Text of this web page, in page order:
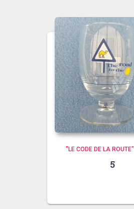
"LE CODE DE LA ROUTE"
5